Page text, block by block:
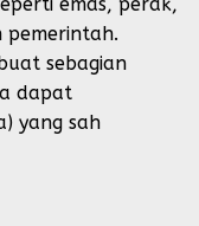
sebagian
dapat
yang sah